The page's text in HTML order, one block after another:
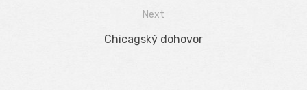
Next
Next
Chicagský dohovor